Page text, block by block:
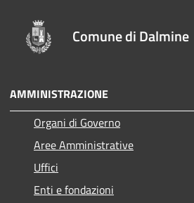
Comune di Dalmine
AMMINISTRAZIONE
Organi di Governo
Aree Amministrative
Uffici
Enti e fondazioni